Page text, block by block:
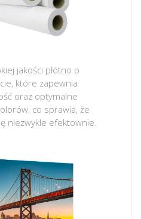
jakości płótno o
które zapewnia
oraz optymalne
co sprawia, że
niezwykle efektownie.